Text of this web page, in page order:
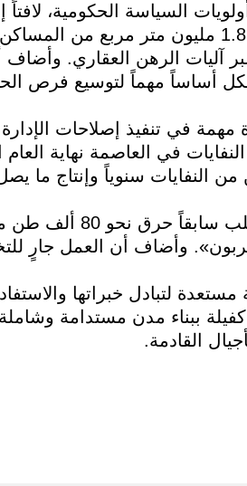
السياسة الحكومية، لافتاً
الجمهورية القرغيزية شهدت خلال عام 2025 إدخال أكثر من 1.8 مليون متر مربع
على شقق جديدة عبر آليات الرهن العقاري.
يشكل أساساً مهماً لتوسيع فرص
في تنفيذ إصلاحات الإدارة
في العاصمة نهاية
وقال: «للمقارنة، فإن إنتاج هذه الكمية من
ثاني أكسيد الكربون». وأضاف أن العمل جارٍ
لتبادل خبراتها
ببناء مدن مستدامة
القادمة.